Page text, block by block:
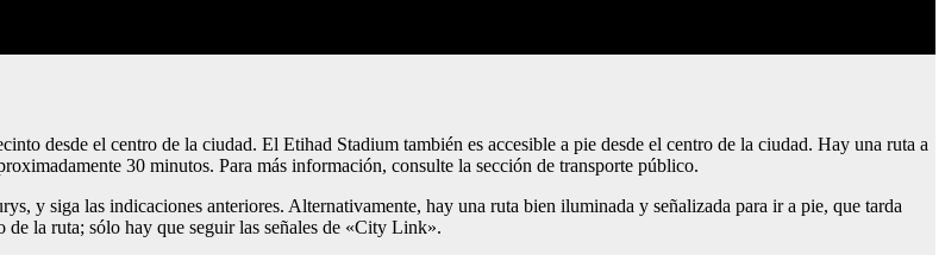
desde el centro de la ciudad. El Etihad Stadium también es accesible a pie desde el centro de la ciudad. Hay una ruta a
30 minutos. Para más información, consulte la sección de transporte público.
y siga las indicaciones anteriores. Alternativamente, hay una ruta bien iluminada y señalizada para ir a pie, que tarda
la ruta; sólo hay que seguir las señales de «City Link».